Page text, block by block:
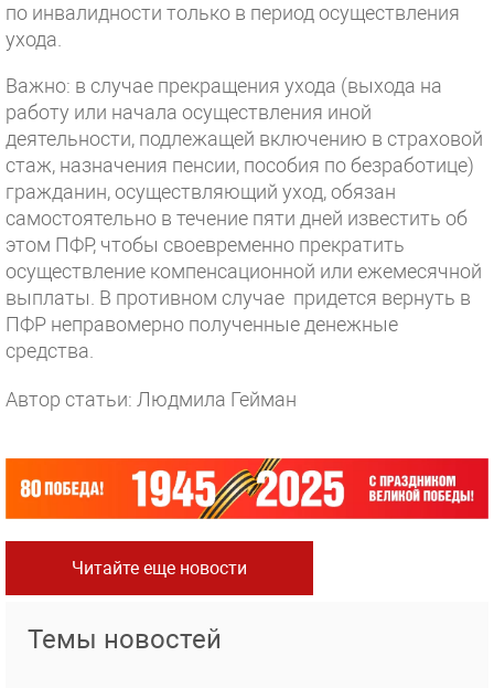
по инвалидности только в период осуществления
ухода.
Важно: в случае прекращения ухода (выхода на
работу или начала осуществления иной
деятельности, подлежащей включению в страховой
стаж, назначения пенсии, пособия по безработице)
гражданин, осуществляющий уход, обязан
самостоятельно в течение пяти дней известить об
этом ПФР, чтобы своевременно прекратить
осуществление компенсационной или ежемесячной
выплаты. В противном случае придется вернуть в
ПФР неправомерно полученные денежные
средства.
Автор статьи: Людмила Гейман
Читайте еще новости
Темы новостей